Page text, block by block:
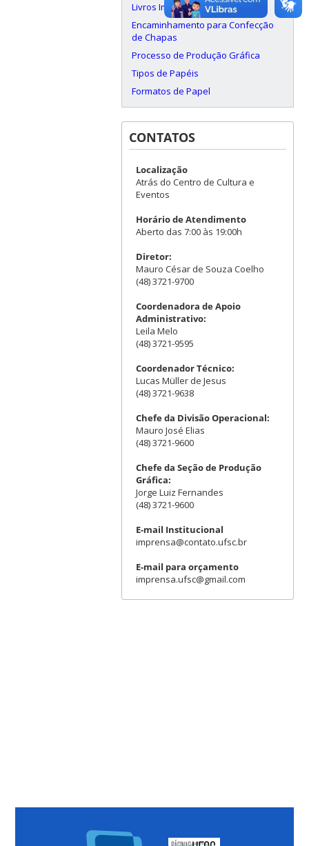
Livros Impressos
Encaminhamento para Confecção
de Chapas
Processo de Produção Gráfica
Tipos de Papéis
Formatos de Papel
CONTATOS
Localização
Atrás do Centro de Cultura e
Eventos
Horário de Atendimento
Aberto das 7:00 às 19:00h
Diretor:
Mauro César de Souza Coelho
(48) 3721-9700
Coordenadora de Apoio
Administrativo:
Leila Melo
(48) 3721-9595
Coordenador Técnico:
Lucas Müller de Jesus
(48) 3721-9638
Chefe da Divisão Operacional:
Mauro José Elias
(48) 3721-9600
Chefe da Seção de Produção
Gráfica:
Jorge Luiz Fernandes
(48) 3721-9600
E-mail Institucional
imprensa@contato.ufsc.br
E-mail para orçamento
imprensa.ufsc@gmail.com